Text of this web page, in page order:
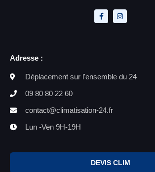
Adresse :
Déplacement sur l'ensemble du 24
09 80 80 22 60
contact@climatisation-24.fr
Lun -Ven 9H-19H
DEVIS CLIM